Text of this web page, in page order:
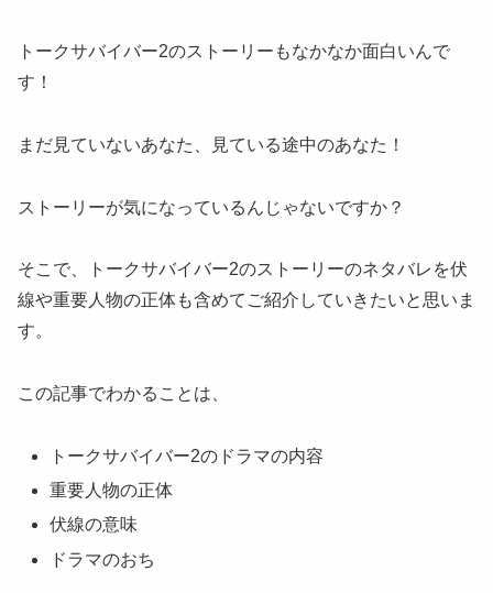
トークサバイバー2のストーリーもなかなか面白いんで
す！
まだ見ていないあなた、見ている途中のあなた！
ストーリーが気になっているんじゃないですか？
そこで、トークサバイバー2のストーリーのネタバレを伏
線や重要人物の正体も含めてご紹介していきたいと思いま
す。
この記事でわかることは、
トークサバイバー2のドラマの内容
重要人物の正体
伏線の意味
ドラマのおち